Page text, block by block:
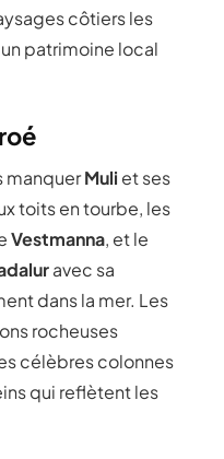
côtiers les
patrimoine local
manquerMuli et ses
toits en tourbe, les
Vestmanna, et le
avec sa
dans la mer. Les
rocheuses
célèbres colonnes
qui reflètent les